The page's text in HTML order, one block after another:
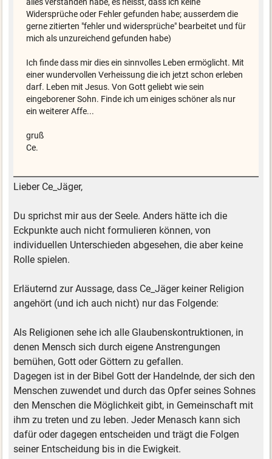
Widersprüche oder Fehler gefunden habe; ausserdem die
gerne zitierten "fehler und widersprüche" bearbeitet und für
mich als unzureichend gefunden habe)
Ich finde dass mir dies ein sinnvolles Leben ermöglicht. Mit
einer wundervollen Verheissung die ich jetzt schon erleben
darf. Leben mit Jesus. Von Gott geliebt wie sein
eingeborener Sohn. Finde ich um einiges schöner als nur
ein weiterer Affe...
gruß
Ce.
Lieber Ce_Jäger,
Du sprichst mir aus der Seele. Anders hätte ich die
Eckpunkte auch nicht formulieren können, von
individuellen Unterschieden abgesehen, die aber keine
Rolle spielen.
Erläuternd zur Aussage, dass Ce_Jäger keiner Religion
angehört (und ich auch nicht) nur das Folgende:
Als Religionen sehe ich alle Glaubenskontruktionen, in
denen Mensch sich durch eigene Anstrengungen
bemühen, Gott oder Göttern zu gefallen.
Dagegen ist in der Bibel Gott der Handelnde, der sich den
Menschen zuwendet und durch das Opfer seines Sohnes
den Menschen die Möglichkeit gibt, in Gemeinschaft mit
ihm zu treten und zu leben. Jeder Menasch kann sich
dafür oder dagegen entscheiden und trägt die Folgen
seiner Entscheidung bis in die Ewigkeit.